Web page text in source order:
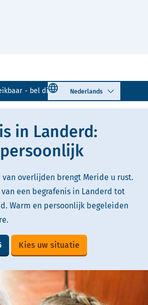
- bel direct! 0486 - 721 015
Select language
Uitleg woorden
in Landerd:
van overlijden brengt Meride u rust.
een begrafenis in Landerd tot
Warm en persoonlijk begeleiden
Kies uw situatie